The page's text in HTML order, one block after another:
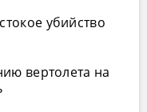
убийство
вертолета на